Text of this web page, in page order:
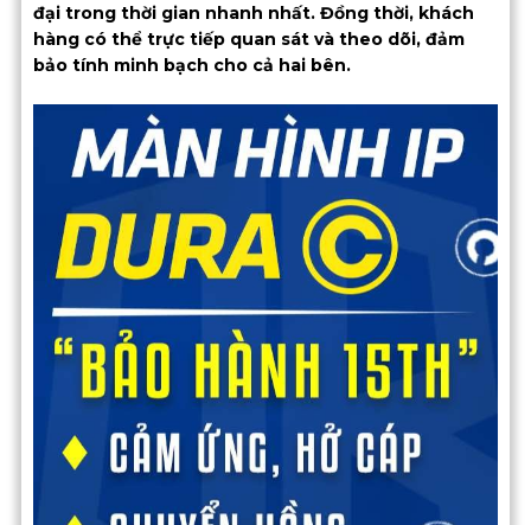
đại trong thời gian nhanh nhất. Đồng thời, khách
hàng có thể trực tiếp quan sát và theo dõi, đảm
bảo tính minh bạch cho cả hai bên.